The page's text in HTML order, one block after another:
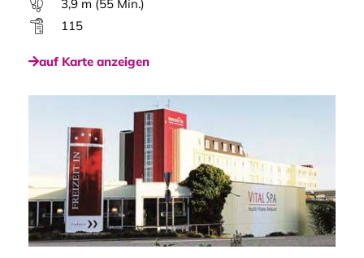
3,9 m (55 Min.)
115
auf Karte anzeigen